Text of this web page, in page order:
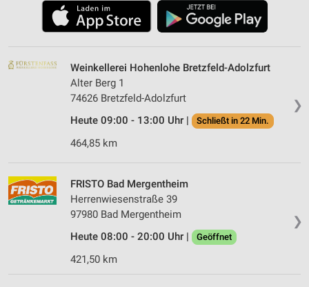
❯
Weinkellerei Hohenlohe Bretzfeld-Adolzfurt
Alter Berg 1
74626 Bretzfeld-Adolzfurt
Heute 09:00 - 13:00 Uhr |
Schließt in 22 Min.
464,85 km
❯
FRISTO Bad Mergentheim
Herrenwiesenstraße 39
97980 Bad Mergentheim
Heute 08:00 - 20:00 Uhr |
Geöffnet
421,50 km